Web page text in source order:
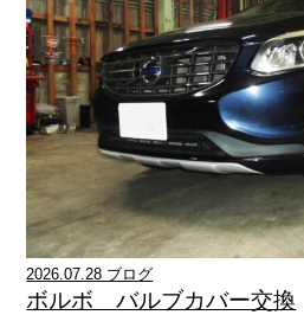
2026.07.28 ブログ
ボルボ バルブカバー交換